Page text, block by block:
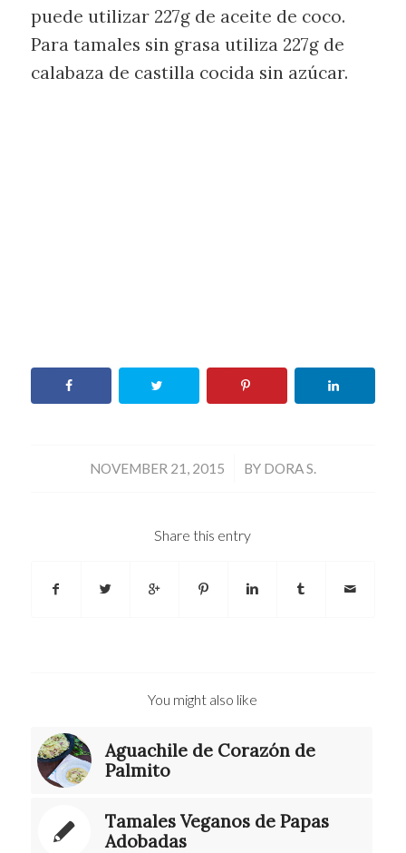
puede utilizar 227g de aceite de coco.
Para tamales sin grasa utiliza 227g de
calabaza de castilla cocida sin azúcar.
NOVEMBER 21, 2015
/ BY DORA S.
Share this entry
You might also like
Aguachile de Corazón de
Palmito
Tamales Veganos de Papas
Adobadas